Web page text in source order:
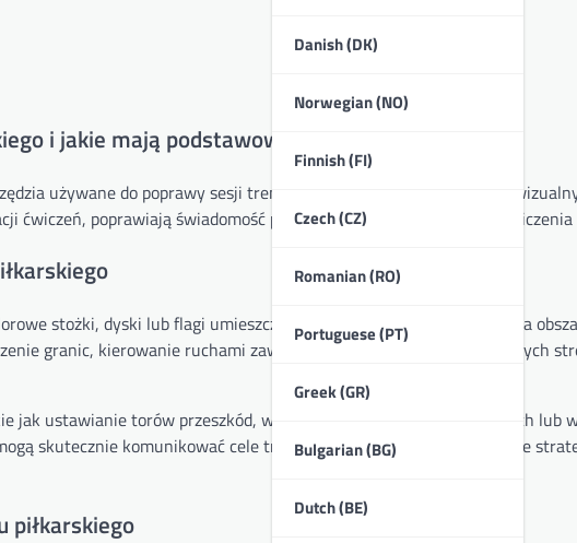
Danish (DK)
Norwegian (NO)
Finnish (FI)
Czech (CZ)
Romanian (RO)
Portuguese (PT)
Greek (GR)
Bulgarian (BG)
Dutch (BE)
i jakie mają podstawowe cechy?
używane do poprawy sesji treningowych poprzez dostarczanie
ćwiczeń, poprawiają świadomość przestrzenną i ułatwiają różne
stożki, dyski lub flagi umieszczane na boisku w celu wyznaczenia
granic, kierowanie ruchami zawodników oraz ustalanie konkretnych
jak ustawianie torów przeszkód, wskazywanie obszarów bramkowych lub
skutecznie komunikować cele treningowe i zwiększać zrozumienie
piłkarskiego